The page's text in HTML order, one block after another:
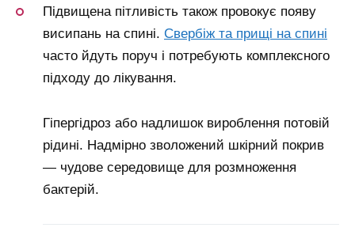
Підвищена пітливість також провокує появу
висипань на спині. Свербіж та прищі на спині
часто йдуть поруч і потребують комплексного
підходу до лікування.
Гіпергідроз або надлишок вироблення потовій
рідині. Надмірно зволожений шкірний покрив
— чудове середовище для розмноження
бактерій.